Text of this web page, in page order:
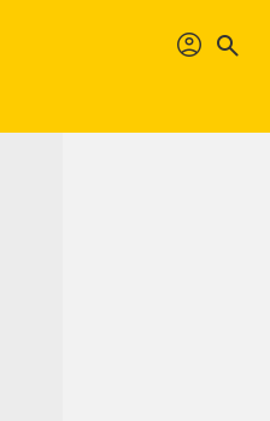
profil search